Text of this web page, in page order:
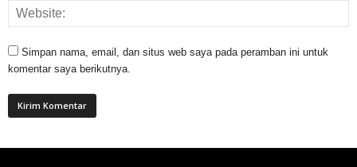
Simpan nama, email, dan situs web saya pada peramban ini untuk
komentar saya berikutnya.